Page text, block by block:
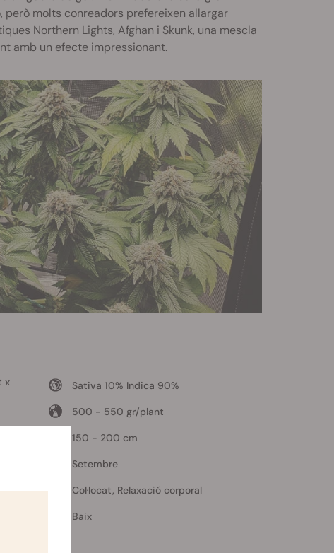
molts conreadors prefereixen allargar
Northern Lights, Afghan i Skunk, una mescla
amb un efecte impressionant.
x
Sativa 10% Indica 90%
500 - 550 gr/plant
150 - 200 cm
Setembre
Col·locat, Relaxació corporal
Baix